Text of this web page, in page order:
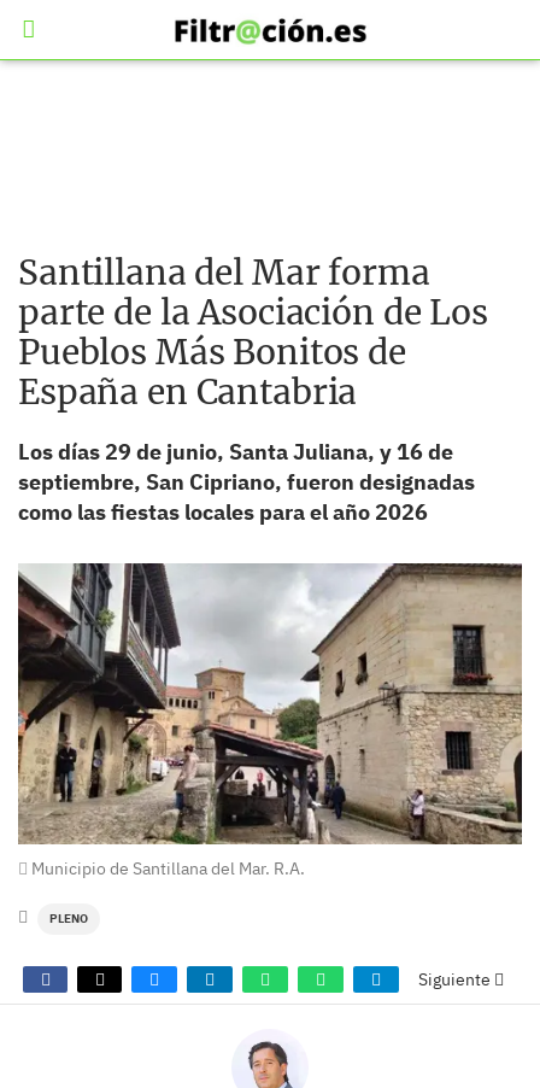
Santillana del Mar forma
parte de la Asociación de Los
Pueblos Más Bonitos de
España en Cantabria
Los días 29 de junio, Santa Juliana, y 16 de
septiembre, San Cipriano, fueron designadas
como las fiestas locales para el año 2026
Municipio de Santillana del Mar. R.A.
PLENO
Siguiente